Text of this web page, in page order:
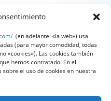
(en adelante: «la web») usa
(para mayor comodidad, todas
«cookies»). Las cookies también
hemos contratado. En el
el uso de cookies en nuestra
Privacidad|
To Seo | Textos
porSpain
de confianza»